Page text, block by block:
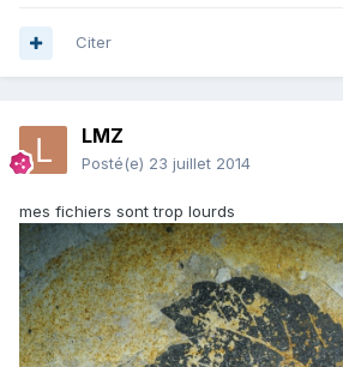
Citer
LMZ
Posté(e) 23 juillet 2014
mes fichiers sont trop lourds